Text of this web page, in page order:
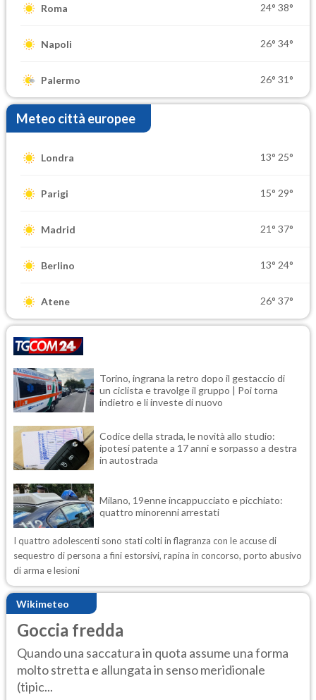
Roma 24° 38°
Napoli 26° 34°
Palermo 26° 31°
Meteo città europee
Londra 13° 25°
Parigi 15° 29°
Madrid 21° 37°
Berlino 13° 24°
Atene 26° 37°
Torino, ingrana la retro dopo il gestaccio di
un ciclista e travolge il gruppo | Poi torna
indietro e li investe di nuovo
Codice della strada, le novità allo studio:
ipotesi patente a 17 anni e sorpasso a destra
in autostrada
Milano, 19enne incappucciato e picchiato:
quattro minorenni arrestati
I quattro adolescenti sono stati colti in flagranza con le accuse di
sequestro di persona a fini estorsivi, rapina in concorso, porto abusivo
di arma e lesioni
Wikimeteo
Goccia fredda
Quando una saccatura in quota assume una forma
molto stretta e allungata in senso meridionale
(tipic...